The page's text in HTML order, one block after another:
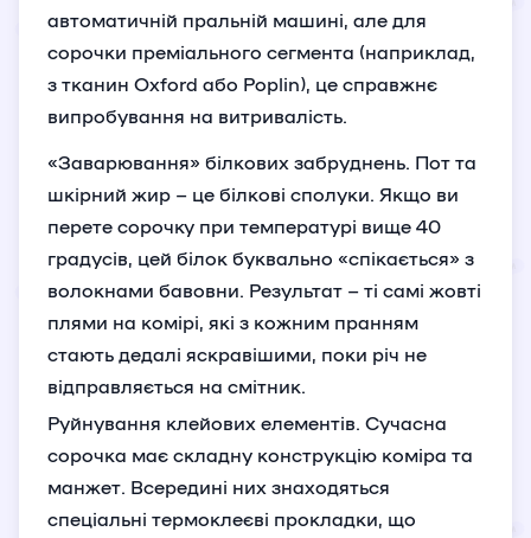
автоматичній пральній машині, але для
сорочки преміального сегмента (наприклад,
з тканин Oxford або Poplin), це справжнє
випробування на витривалість.
«Заварювання» білкових забруднень. Пот та
шкірний жир – це білкові сполуки. Якщо ви
перете сорочку при температурі вище 40
градусів, цей білок буквально «спікається» з
волокнами бавовни. Результат – ті самі жовті
плями на комірі, які з кожним пранням
стають дедалі яскравішими, поки річ не
відправляється на смітник.
Руйнування клейових елементів. Сучасна
сорочка має складну конструкцію коміра та
манжет. Всередині них знаходяться
спеціальні термоклеєві прокладки, що